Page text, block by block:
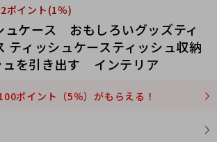
ポイント(1％)
ュケース おもしろいグッズティ
ティッシュケースティッシュ収納
ュを引き出す インテリア
ポイント（5％）がもらえる！